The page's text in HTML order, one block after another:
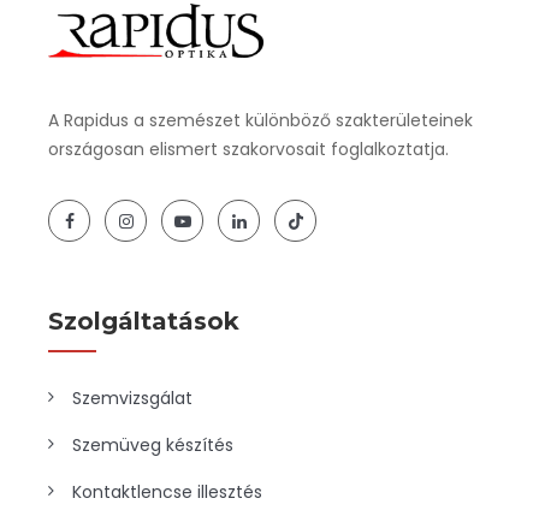
A Rapidus a szemészet különböző szakterületeinek
országosan elismert szakorvosait foglalkoztatja.
Szolgáltatások
Szemvizsgálat
Szemüveg készítés
Kontaktlencse illesztés